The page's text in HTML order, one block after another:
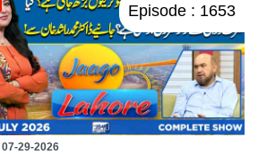
Episode : 1653
07-29-2026